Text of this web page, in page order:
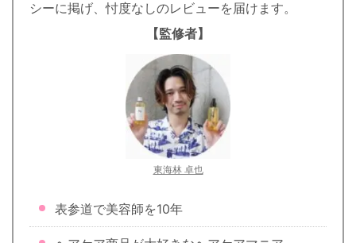
シーに掲げ、忖度なしのレビューを届けます。
【監修者】
東海林 卓也
表参道で美容師を10年